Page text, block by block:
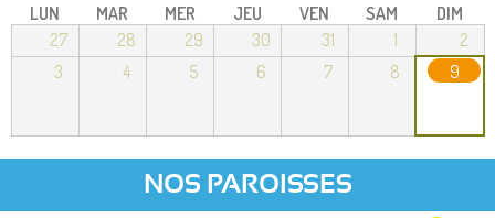
LUN MAR MER JEU VEN SAM
DIM
27
28 29 30 31 1
2
3
4 5 6 7 8 9
NOS PAROISSES